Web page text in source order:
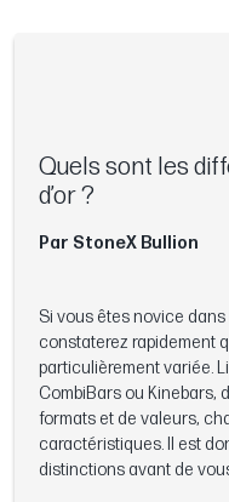
Quels sont les
d’or ?
Par StoneX Bullion
Si vous êtes novice dans
constaterez rapidement
particulièrement variée.
CombiBars ou Kinebars,
formats et de valeurs,
caractéristiques. Il est
distinctions avant de